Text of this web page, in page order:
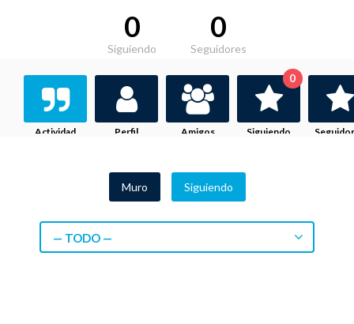
0
Siguiendo
0
Seguidores
Actividad Perfil Amigos Siguiendo
0
Muro Siguiendo
— TODO —